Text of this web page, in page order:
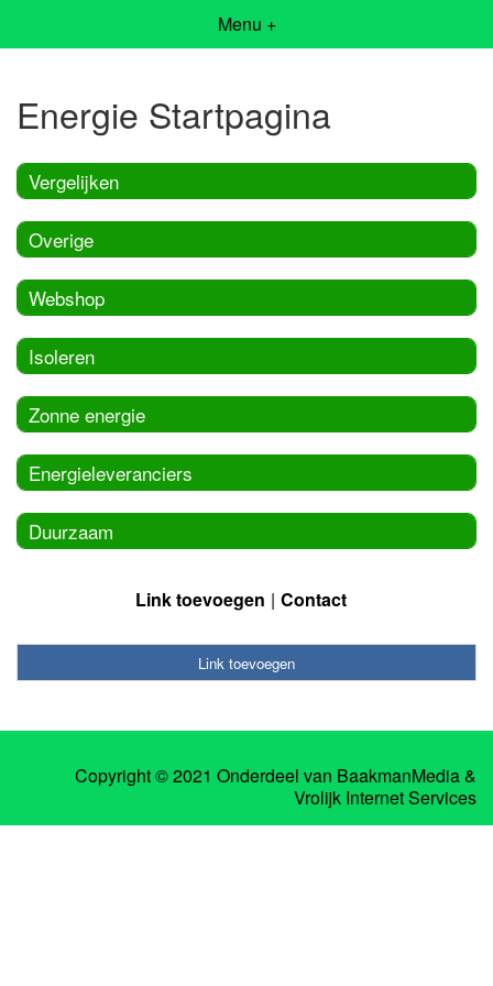
Menu +
Energie Startpagina
Vergelijken
Overige
Webshop
Isoleren
Zonne energie
Energieleveranciers
Duurzaam
Link toevoegen Contact
Link toevoegen
Copyright © 2021 Onderdeel van BaakmanMedia&
Vrolijk Internet Services